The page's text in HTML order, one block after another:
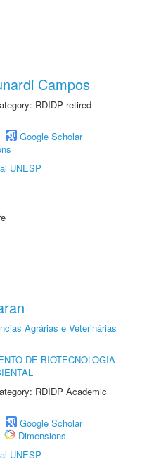
Campos
RDIDP retired
Google Scholar
UNESP
Agrárias e Veterinárias
DE BIOTECNOLOGIA
RDIDP Academic
Google Scholar
Dimensions
UNESP